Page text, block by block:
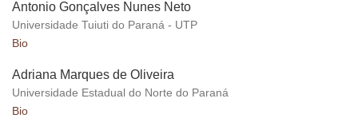
Antonio Gonçalves Nunes Neto
Universidade Tuiuti do Paraná - UTP
Bio
Adriana Marques de Oliveira
Universidade Estadual do Norte do Paraná
Bio